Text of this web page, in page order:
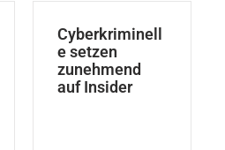
Cyberkriminell
e setzen
zunehmend
auf Insider